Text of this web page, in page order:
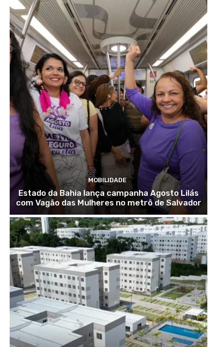
MOBILIDADE
Estado da Bahia lança campanha Agosto Lilás
com Vagão das Mulheres no metrô de Salvador